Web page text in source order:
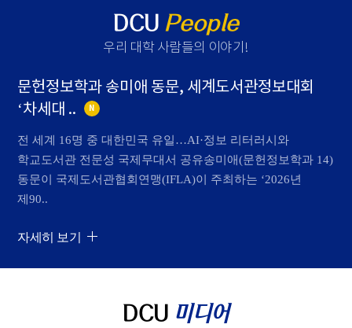
DCU People
우리 대학 사람들의 이야기 !
문헌정보학과 송미애 동문, 세계도서관정보대회
‘차세대 ..
N
전 세계 16명 중 대한민국 유일…AI·정보 리터러시와
학교도서관 전문성 국제무대서 공유송미애(문헌정보학과 14)
동문이 국제도서관협회연맹(IFLA)이 주최하는 ‘2026년
제90..
자세히 보기
DCU 미디어